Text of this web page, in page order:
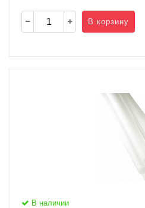
В корзину
В наличии